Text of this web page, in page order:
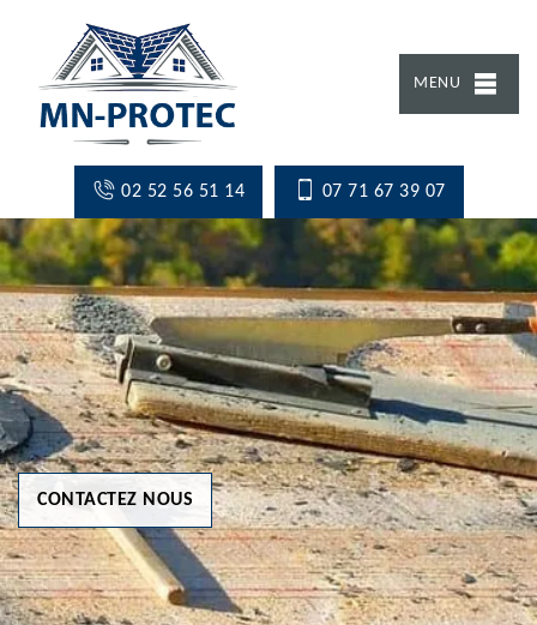
MENU
02 52 56 51 14 07 71 67 39 07
CONTACTEZ NOUS